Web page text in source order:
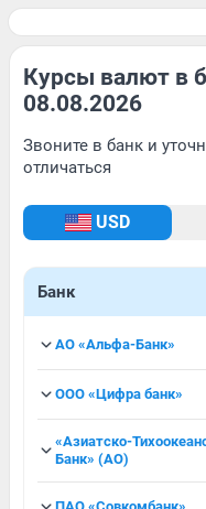
Курсы валют в
08.08.2026
Звоните в банк и
отличаться
USD
Банк
АО «Альфа-Банк»
ООО «Цифра банк»
«Азиатско-
Банк» (АО)